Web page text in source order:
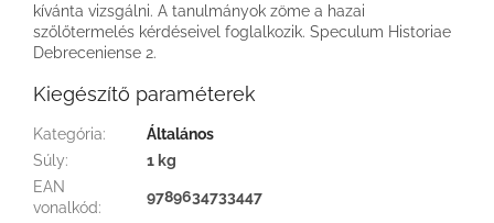
kívánta vizsgálni. A tanulmányok zöme a hazai
szőlőtermelés kérdéseivel foglalkozik. Speculum Historiae
Debreceniense 2.
Kiegészítő paraméterek
Kategória:
Általános
Súly:
1 kg
EAN
vonalkód:
9789634733447